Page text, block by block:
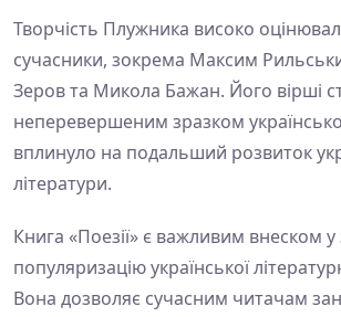
Творчість Плужника високо
сучасники, зокрема Максим
Зеров та Микола Бажан. Його вірші
неперевершеним зразком
вплинуло на подальший розвиток
літератури.
Книга «Поезії» є важливим внеском
популяризацію української
Вона дозволяє сучасним читачам